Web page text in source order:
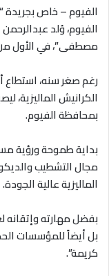
الفيوم – خاص بجريدة
الفيوم، وُلد
مصطفى”، في الأول من
رغم صغر سنه، استطاع
الكرانيش الماليزية،
بمحافظة الفيوم.
بداية طموحة ورؤية
مجال التشطيب
الماليزية عالية الجودة.
بفضل مهارته وإتقانه
بل أيضاً للمؤسسات
كريمة”.